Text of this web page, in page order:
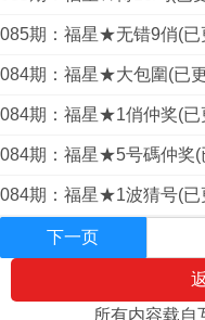
085期：福星★无错9俏(已
084期：福星★大包圍(已
084期：福星★1俏仲奖(已
084期：福星★5号碼仲奖(
084期：福星★1波猜号(已
下一页
所有内容载自